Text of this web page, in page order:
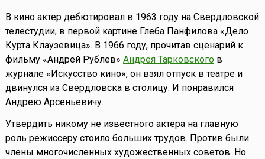
В кино актер дебютировал в 1963 году на Свердловской
телестудии, в первой картине Глеба Панфилова «Дело
Курта Клаузевица». В 1966 году, прочитав сценарий к
фильму «Андрей Рублев» Андрея Тарковскогов
журнале «Искусство кино», он взял отпуск в театре и
двинулся из Свердловска в столицу. И понравился
Андрею Арсеньевичу.
Утвердить никому не известного актера на главную
роль режиссеру стоило больших трудов. Против были
члены многочисленных художественных советов. Но